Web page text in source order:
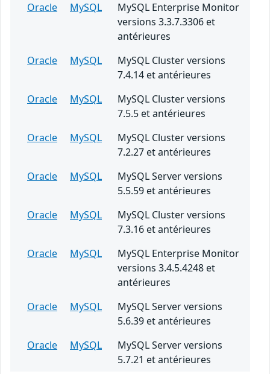
Oracle
MySQL
MySQL Enterprise Monitor
versions 3.3.7.3306 et
antérieures
Oracle
MySQL
MySQL Cluster versions
7.4.14 et antérieures
Oracle
MySQL
MySQL Cluster versions
7.5.5 et antérieures
Oracle
MySQL
MySQL Cluster versions
7.2.27 et antérieures
Oracle
MySQL
MySQL Server versions
5.5.59 et antérieures
Oracle
MySQL
MySQL Cluster versions
7.3.16 et antérieures
Oracle
MySQL
MySQL Enterprise Monitor
versions 3.4.5.4248 et
antérieures
Oracle
MySQL
MySQL Server versions
5.6.39 et antérieures
Oracle
MySQL
MySQL Server versions
5.7.21 et antérieures